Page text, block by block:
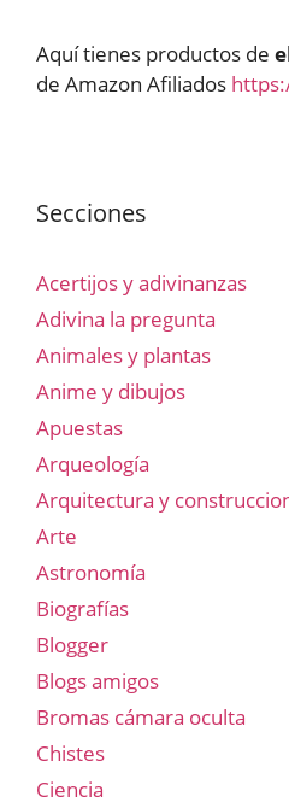
Aquí tienes productos de
de Amazon Afiliados
Secciones
Acertijos y adivinanzas
Adivina la pregunta
Animales y plantas
Anime y dibujos
Apuestas
Arqueología
Arquitectura y
Arte
Astronomía
Biografías
Blogger
Blogs amigos
Bromas cámara oculta
Chistes
Ciencia